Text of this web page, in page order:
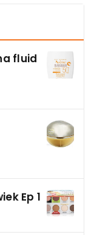
fluid
Ep 1